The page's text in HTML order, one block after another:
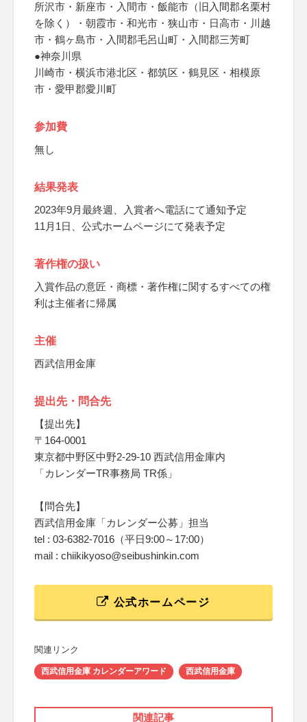
所沢市・新座市・入間市・飯能市（旧入間郡名栗村
を除く）・朝霞市・和光市・狭山市・日高市・川越
市・鶴ヶ島市・入間郡毛呂山町・入間郡三芳町
●神奈川県
川崎市・横浜市港北区・都筑区・鶴見区・相模原
市・愛甲郡愛川町
参加費
無し
結果発表
2023年9月最終週、入賞者へ電話にて通知予定
11月1日、公式ホームページにて発表予定
著作権の扱い
入賞作品の意匠・商標・著作権に関するすべての権
利は主催者に帰属
主催
西武信用金庫
提出先・問合先
【提出先】
〒164-0001
東京都中野区中野2-29-10 西武信用金庫内
「カレンダーTR事務局 TR係」
【問合先】
西武信用金庫「カレンダー公募」担当
tel : 03-6382-7016（平日9:00～17:00）
mail : chiikikyoso@seibushinkin.com
公式ホームページ
関連リンク
西武信用金庫 カレンダーアワード 西武信用金庫
関連記事